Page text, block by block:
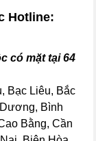
Hotline:
có mặt tại 64
Bạc Liêu, Bắc
Bình
Bằng, Cần